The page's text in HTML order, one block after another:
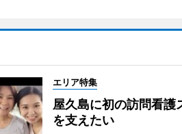
エリア特集
屋久島に初の訪問看
を支えたい